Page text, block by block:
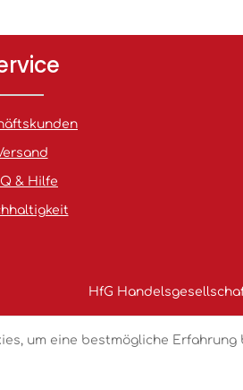
& Hilfe
HfG
um eine bestmögliche Erfahrung